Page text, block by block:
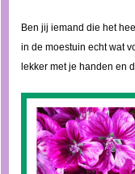
Ben jij iemand die het
in de moestuin echt wat
lekker met je handen en